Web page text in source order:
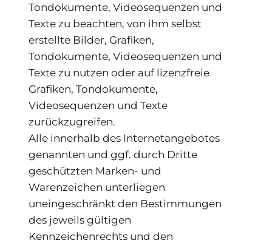
Tondokumente, Videosequenzen und
Texte zu beachten, von ihm selbst
erstellte Bilder, Grafiken,
Tondokumente, Videosequenzen und
Texte zu nutzen oder auf lizenzfreie
Grafiken, Tondokumente,
Videosequenzen und Texte
zurückzugreifen.
Alle innerhalb des Internetangebotes
genannten und ggf. durch Dritte
geschützten Marken- und
Warenzeichen unterliegen
uneingeschränkt den Bestimmungen
des jeweils gültigen
Kennzeichenrechts und den